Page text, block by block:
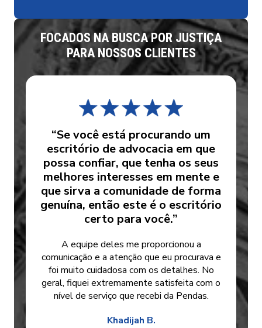
FOCADOS NA BUSCA POR JUSTIÇA
PARA NOSSOS CLIENTES
“Se você está procurando um
escritório de advocacia em que
possa confiar, que tenha os seus
melhores interesses em mente e
que sirva a comunidade de forma
genuína, então este é o escritório
certo para você.”
A equipe deles me proporcionou a
comunicação e a atenção que eu procurava e
foi muito cuidadosa com os detalhes. No
geral, fiquei extremamente satisfeita com o
nível de serviço que recebi da Pendas.
Khadijah B.